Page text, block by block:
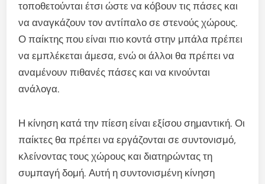
τοποθετούνται έτσι ώστε να κόβουν τις πάσες και
να αναγκάζουν τον αντίπαλο σε στενούς χώρους.
Ο παίκτης που είναι πιο κοντά στην μπάλα πρέπει
να εμπλέκεται άμεσα, ενώ οι άλλοι θα πρέπει να
αναμένουν πιθανές πάσες και να κινούνται
ανάλογα.
Η κίνηση κατά την πίεση είναι εξίσου σημαντική. Οι
παίκτες θα πρέπει να εργάζονται σε συντονισμό,
κλείνοντας τους χώρους και διατηρώντας τη
συμπαγή δομή. Αυτή η συντονισμένη κίνηση